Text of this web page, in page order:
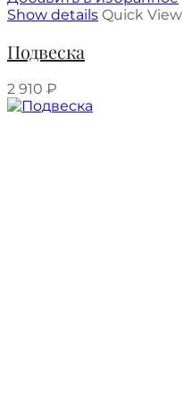
Show details Quick View
Подвеска
2 910 ₽